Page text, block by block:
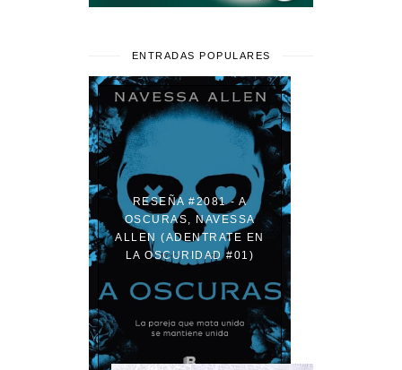
ENTRADAS POPULARES
RESEÑA #2081 - A
OSCURAS, NAVESSA
ALLEN (ADENTRATE EN
LA OSCURIDAD #01)